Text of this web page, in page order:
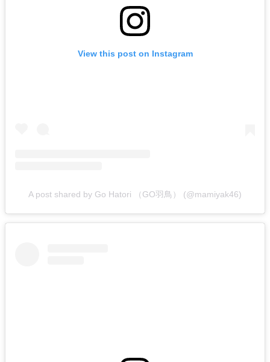
View this post on Instagram
A post shared by Go Hatori （GO羽鳥） (@mamiyak46)